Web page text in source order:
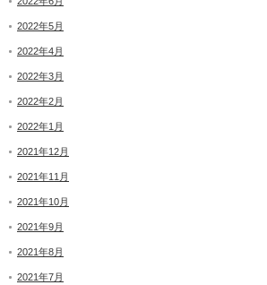
2022年5月
2022年4月
2022年3月
2022年2月
2022年1月
2021年12月
2021年11月
2021年10月
2021年9月
2021年8月
2021年7月